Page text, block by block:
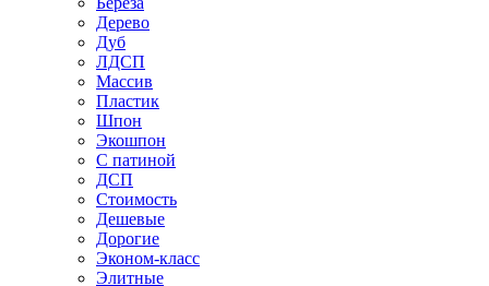
Дерево
Дуб
ЛДСП
Массив
Пластик
Шпон
Экошпон
С патиной
ДСП
Стоимость
Дешевые
Дорогие
Эконом-класс
Элитные